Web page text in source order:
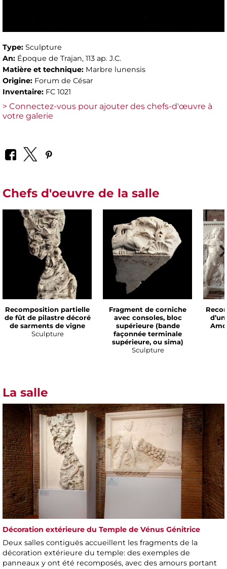
Type: Sculpture
An: Époque de Trajan, 113 ap. J.C.
Matière et technique: Marbre lunensis
Origine: Forum de César
Inventaire: FC 1021
> Connectez-vous pour ajouter des chefs-d'œuvre à
votre galerie
Chefs d'oeuvre de la salle
Recomposition partielle
de fût de pilastre décoré
de sarments de vigne
Sculpture
Fragment de corniche
avec consoles, bloc
supérieure (bande
façonnée terminale
supérieure, ou sima)
Sculpture
La salle
Décoration extérieure du Temple de Vénus Génitrice
Deux salles contiguës accueillent les fragments de la
décoration extérieure du temple: des exemples de
panneaux y ont été recomposés, avec des amours portant